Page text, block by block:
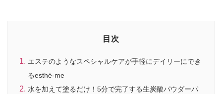
目次
エステのようなスペシャルケアが手軽にデイリーにでき
るesthé-me
水を加えて塗るだけ！5分で完了する生炭酸パウダーパ